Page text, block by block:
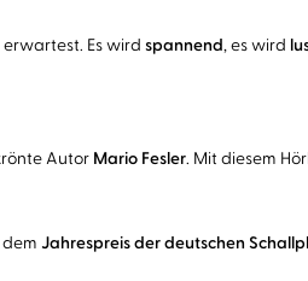
Es wird spannend, es wird
Autor Mario Fesler. Mit diesem
Jahrespreis der deutschen